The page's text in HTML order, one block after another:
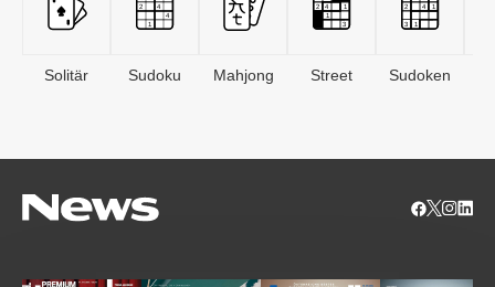
Solitär Sudoku Mahjong Street Sudoken